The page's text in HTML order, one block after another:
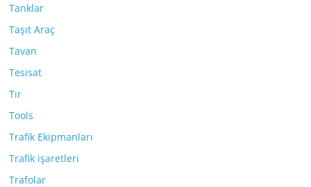
Tanklar
Taşıt Araç
Tavan
Tesisat
Tır
Tools
Trafik Ekipmanları
Trafik işaretleri
Trafolar